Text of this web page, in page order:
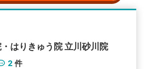
はりきゅう院 立川砂川院
2 件